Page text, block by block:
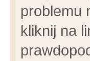
problemu
kliknij na